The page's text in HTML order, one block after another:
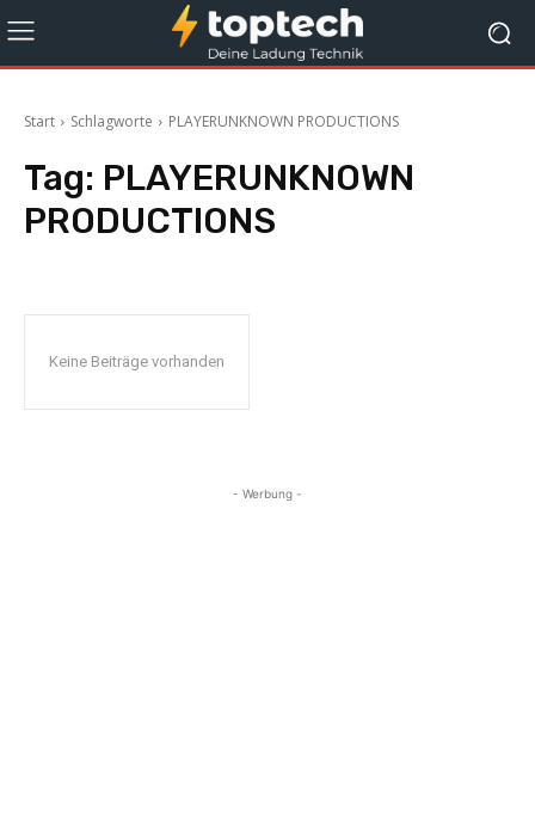
Start Schlagworte PLAYERUNKNOWN PRODUCTIONS
Tag: PLAYERUNKNOWN
PRODUCTIONS
Keine Beiträge vorhanden
- Werbung -